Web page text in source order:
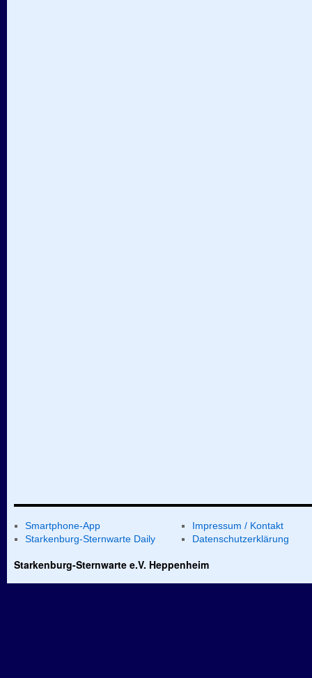
Smartphone-App
Starkenburg-Sternwarte Daily
Impressum / Kontakt
Datenschutzerklärung
Starkenburg-Sternwarte e.V. Heppenheim